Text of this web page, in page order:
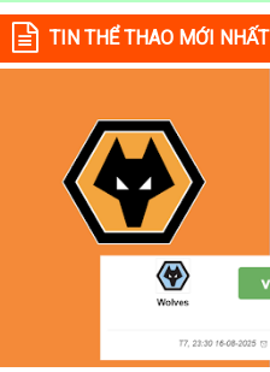
TIN THỂ THAO MỚI NHẤT